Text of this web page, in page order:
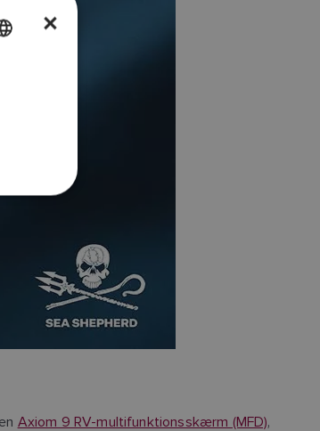
Axiom 9 RV-multifunktionsskærm (MFD),
×